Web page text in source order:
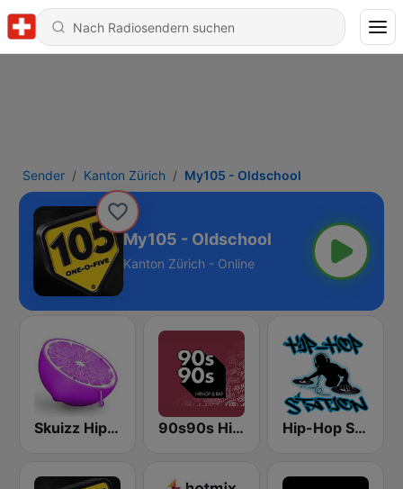
Sender Kanton Zürich My105 - Oldschool
My105 - Oldschool
Kanton Zürich - Online
Skuizz Hip-Hop 90s90s Hiphop & Rap Hip-Hop Station